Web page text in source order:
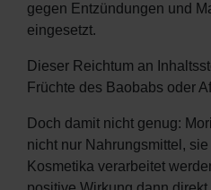
gegen Entzündungen und
eingesetzt.
Dieser Reichtum an
Früchte des Baobabs oder
Doch damit nicht genug:
nicht nur Nahrungsmittel,
Kosmetika verarbeitet